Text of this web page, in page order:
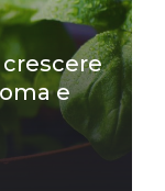
crescere
e